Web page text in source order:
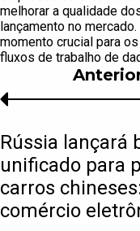
melhorar a qualidade
lançamento no
momento crucial para
fluxos de trabalho de
Rússia lançará
unificado para
carros
comércio